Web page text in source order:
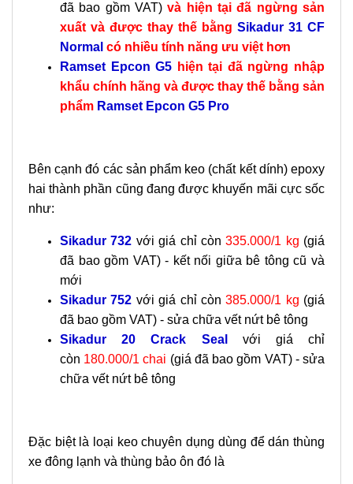
đã bao gồm VAT)và hiện tại đã ngừng sản
xuất và được thay thế bằng Sikadur 31 CF
Normal có nhiều tính năng ưu việt hơn
Ramset Epcon G5 hiện tại đã ngừng nhập
khẩu chính hãng và được thay thế bằng sản
phẩm Ramset Epcon G5 Pro
Bên cạnh đó các sản phẩm keo (chất kết dính) epoxy
hai thành phần cũng đang được khuyến mãi cực sốc
như:
Sikadur 732 với giá chỉ còn335.000/1 kg (giá
đã bao gồm VAT) - kết nối giữa bê tông cũ và
mới
Sikadur 752 với giá chỉ còn385.000/1 kg (giá
đã bao gồm VAT) - sửa chữa vết nứt bê tông
Sikadur 20 Crack Seal
với giá chỉ
còn 180.000/1 chai (giá đã bao gồm VAT) - sửa
chữa vết nứt bê tông
Đặc biệt là loại keo chuyên dụng dùng để dán thùng
xe đông lạnh và thùng bảo ôn đó là